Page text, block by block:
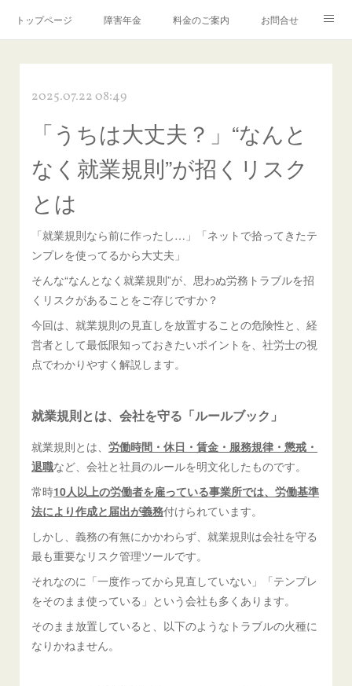
トップページ 障害年金 料金のご案内 お問合せ
2025.07.22 08:49
「うちは大丈夫？」“なんと
なく就業規則”が招くリスク
とは
「就業規則なら前に作ったし…」「ネットで拾ってきたテ
ンプレを使ってるから大丈夫」
そんな“なんとなく就業規則”が、思わぬ労務トラブルを招
くリスクがあることをご存じですか？
今回は、就業規則の見直しを放置することの危険性と、経
営者として最低限知っておきたいポイントを、社労士の視
点でわかりやすく解説します。
就業規則とは、会社を守る「ルールブック」
就業規則とは、労働時間・休日・賃金・服務規律・懲戒・
退職など、会社と社員のルールを明文化したものです。
常時10人以上の労働者を雇っている事業所では、労働基準
法により作成と届出が義務付けられています。
しかし、義務の有無にかかわらず、就業規則は会社を守る
最も重要なリスク管理ツールです。
それなのに「一度作ってから見直していない」「テンプレ
をそのまま使っている」という会社も多くあります。
そのまま放置していると、以下のようなトラブルの火種に
なりかねません。